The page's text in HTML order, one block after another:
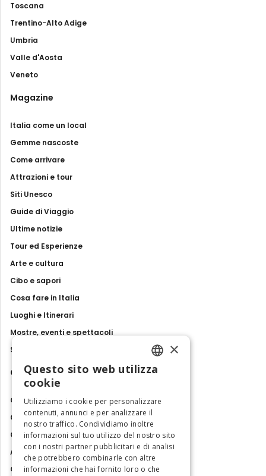
Toscana
Trentino-Alto Adige
Umbria
Valle d'Aosta
Veneto
Magazine
Italia come un local
Gemme nascoste
Come arrivare
Attrazioni e tour
Siti Unesco
Guide di Viaggio
Ultime notizie
Tour ed Esperienze
Arte e cultura
Cibo e sapori
Cosa fare in Italia
Luoghi e Itinerari
Mostre, eventi e spettacoli
Storie e tradizioni
Contatti
Chi siamo
Collabora con noi
Contatti
Ambasciatrice dell'Eccellenza
Osservatorio Turismo
ENGLISH
ITALIAN
×
Questo sito web utilizza
cookie
Utilizziamo i cookie per personalizzare
contenuti, annunci e per analizzare il
nostro traffico. Condividiamo inoltre
informazioni sul tuo utilizzo del nostro sito
con i nostri partner pubblicitari e di analisi
che potrebbero combinarle con altre
informazioni che hai fornito loro o che